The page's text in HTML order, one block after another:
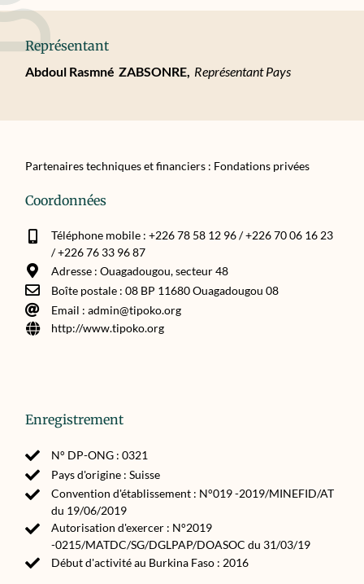
Représentant
Abdoul Rasmné ZABSONRE, Représentant Pays
Partenaires techniques et financiers : Fondations privées
Coordonnées
Téléphone mobile : +226 78 58 12 96 / +226 70 06 16 23
/ +226 76 33 96 87
Adresse : Ouagadougou, secteur 48
Boîte postale : 08 BP 11680 Ouagadougou 08
Email : admin@tipoko.org
http://www.tipoko.org
Enregistrement
N° DP-ONG : 0321
Pays d'origine : Suisse
Convention d'établissement : N°019 -2019/MINEFID/AT
du 19/06/2019
Autorisation d'exercer : N°2019
-0215/MATDC/SG/DGLPAP/DOASOC du 31/03/19
Début d'activité au Burkina Faso : 2016